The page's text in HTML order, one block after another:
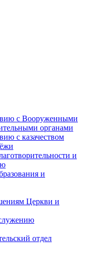
с Вооруженными
органами
с казачеством
и
и
Церкви и
отдел